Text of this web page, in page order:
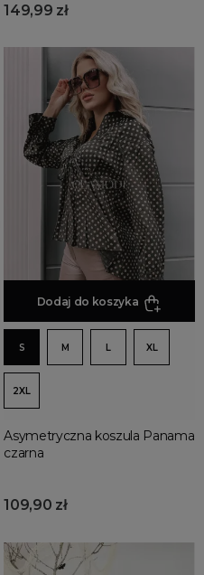
149,99 zł
Dodaj do koszyka
S M L XL
2XL
Asymetryczna koszula Panama
czarna
109,90 zł